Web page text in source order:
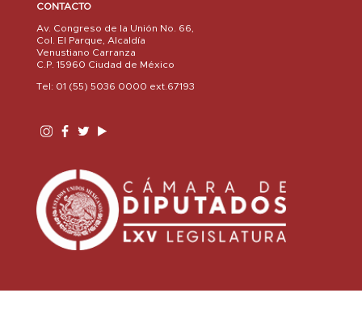
CONTACTO
Av. Congreso de la Unión No. 66,
Col. El Parque, Alcaldía
Venustiano Carranza
C.P. 15960 Ciudad de México
Tel: 01 (55) 5036 0000 ext.67193